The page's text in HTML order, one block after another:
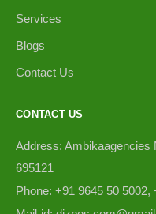
Services
Blogs
Contact Us
CONTACT US
Address: Ambikaagencies
695121
Phone: +91 9645 50 5002,